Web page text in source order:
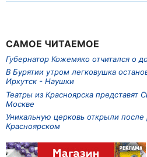
САМОЕ ЧИТАЕМОЕ
Губернатор Кожемяко отчитался о
В Бурятии утром легковушка
Иркутск - Наушки
Театры из Красноярска представят
Москве
Уникальную церковь открыли
Красноярском